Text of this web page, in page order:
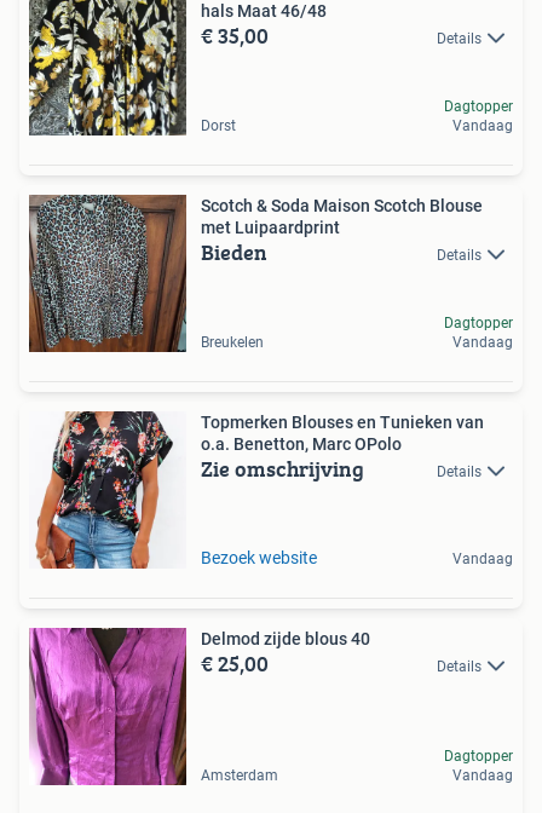
hals Maat 46/48
€ 35,00 Details
Dorst
Dagtopper
Vandaag
Scotch & Soda Maison Scotch Blouse
met Luipaardprint
Bieden Details
Breukelen
Dagtopper
Vandaag
Topmerken Blouses en Tunieken van
o.a. Benetton, Marc OPolo
Zie omschrijving Details
Bezoek website Vandaag
Delmod zijde blous 40
€ 25,00 Details
Amsterdam
Dagtopper
Vandaag